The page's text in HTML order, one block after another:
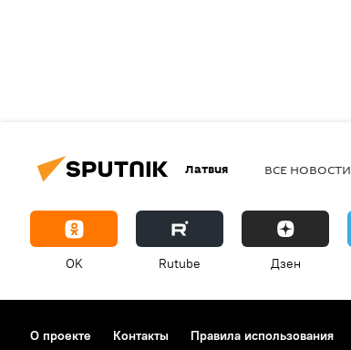
Латвия ВСЕ НОВОСТИ
OK Rutube Дзен
О проекте Контакты Правила использования